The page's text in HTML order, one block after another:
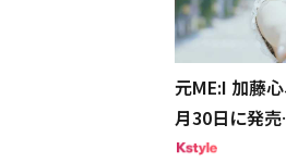
元ME:I 加藤
月30日に発